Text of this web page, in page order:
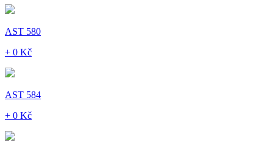
AST 580
+ 0 Kč
AST 584
+ 0 Kč